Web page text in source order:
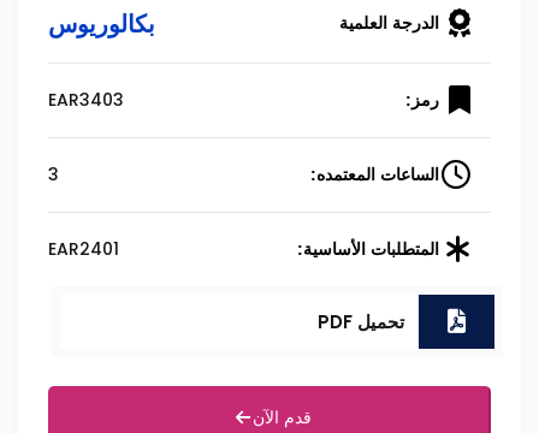
الدرجة العلمية بكالوريوس
رمز: EAR3403
الساعات المعتمده: 3
المتطلبات الأساسية: EAR2401
تحميل PDF
قدم الآن